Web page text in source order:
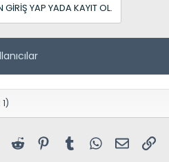
YAP YADA KAYIT OL.
Reddit PinterestTumblr WhatsApp
E-posta